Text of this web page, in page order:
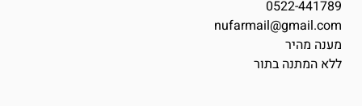
0522-441789
nufarmail@gmail.com
מענה מהיר
ללא המתנה בתור